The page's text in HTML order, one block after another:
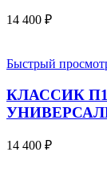
14 400 ₽
Быстрый
КЛАССИК
14 400 ₽